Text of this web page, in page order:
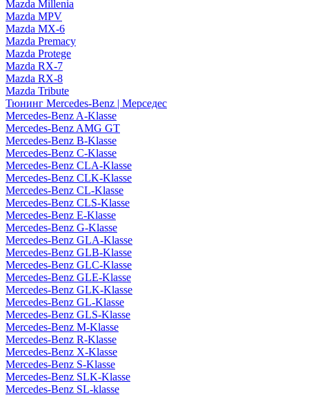
Mazda Millenia
Mazda MPV
Mazda MX-6
Mazda Premacy
Mazda Protege
Mazda RX-7
Mazda RX-8
Mazda Tribute
Тюнинг Mercedes-Benz | Мерседес
Mercedes-Benz A-Klasse
Mercedes-Benz AMG GT
Mercedes-Benz B-Klasse
Mercedes-Benz C-Klasse
Mercedes-Benz CLA-Klasse
Mercedes-Benz CLK-Klasse
Mercedes-Benz CL-Klasse
Mercedes-Benz CLS-Klasse
Mercedes-Benz E-Klasse
Mercedes-Benz G-Klasse
Mercedes-Benz GLA-Klasse
Mercedes-Benz GLB-Klasse
Mercedes-Benz GLC-Klasse
Mercedes-Benz GLE-Klasse
Mercedes-Benz GLK-Klasse
Mercedes-Benz GL-Klasse
Mercedes-Benz GLS-Klasse
Mercedes-Benz M-Klasse
Mercedes-Benz R-Klasse
Mercedes-Benz X-Klasse
Mercedes-Benz S-Klasse
Mercedes-Benz SLK-Klasse
Mercedes-Benz SL-klasse